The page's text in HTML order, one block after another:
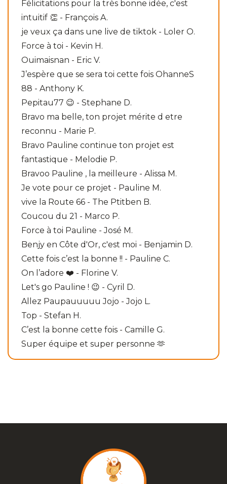
Félicitations pour la très bonne idée, c'est
intuitif 👏 - François A.
je veux ça dans une live de tiktok - Loler O.
Force à toi - Kevin H.
Ouimaisnan - Eric V.
J’espère que se sera toi cette fois OhanneS
88 - Anthony K.
Pepitau77 😉 - Stephane D.
Bravo ma belle, ton projet mérite d etre
reconnu - Marie P.
Bravo Pauline continue ton projet est
fantastique - Melodie P.
Bravoo Pauline , la meilleure - Alissa M.
Je vote pour ce projet - Pauline M.
vive la Route 66 - The Ptitben B.
Coucou du 21 - Marco P.
Force à toi Pauline - José M.
Benjy en Côte d'Or, c'est moi - Benjamin D.
Cette fois c’est la bonne !! - Pauline C.
On l’adore ❤️ - Florine V.
Let's go Pauline ! 😉 - Cyril D.
Allez Paupauuuuu Jojo - Jojo L.
Top - Stefan H.
C’est la bonne cette fois - Camille G.
Super équipe et super personne 🫶